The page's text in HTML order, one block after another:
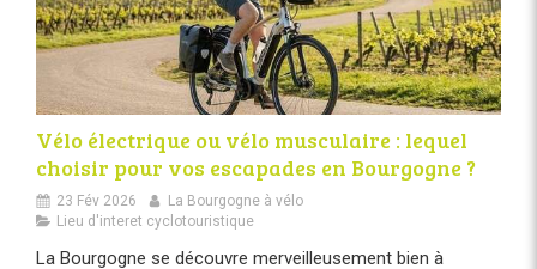
Vélo électrique ou vélo musculaire : lequel
choisir pour vos escapades en Bourgogne ?
23 Fév 2026
La Bourgogne à vélo
Lieu d'interet cyclotouristique
La Bourgogne se découvre merveilleusement bien à